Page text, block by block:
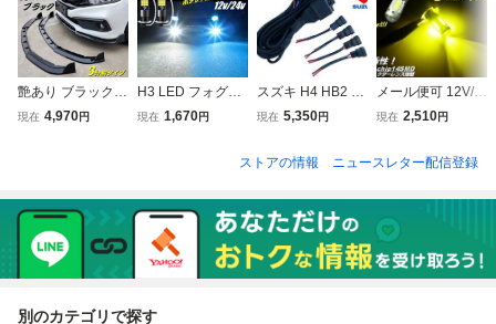
艶あり ブラック A
BS 3分割 汎用 軽
ンパーガード イン
プレッサ G
現在 4,970円
H3 LED フォグラ
ンプ ショートバル
ワイト アイスブル
パーグレート プロ
フィア G
現在 1,670円
スズキ H4 HB2 2
灯式→HID ハロゲ
応 エブリィ ハス
純正 社外 ヘッド
ライト 移植 G
現在 5,350円
メール便可 12V/2
4V 兼用 無極性 プ
H3 LED ショート
ブ ゴールデンイエ
ロー 黄色 2個 G
現在 2,510円
ストアの情報 ニュースレター配信登録
別のカテゴリで探す